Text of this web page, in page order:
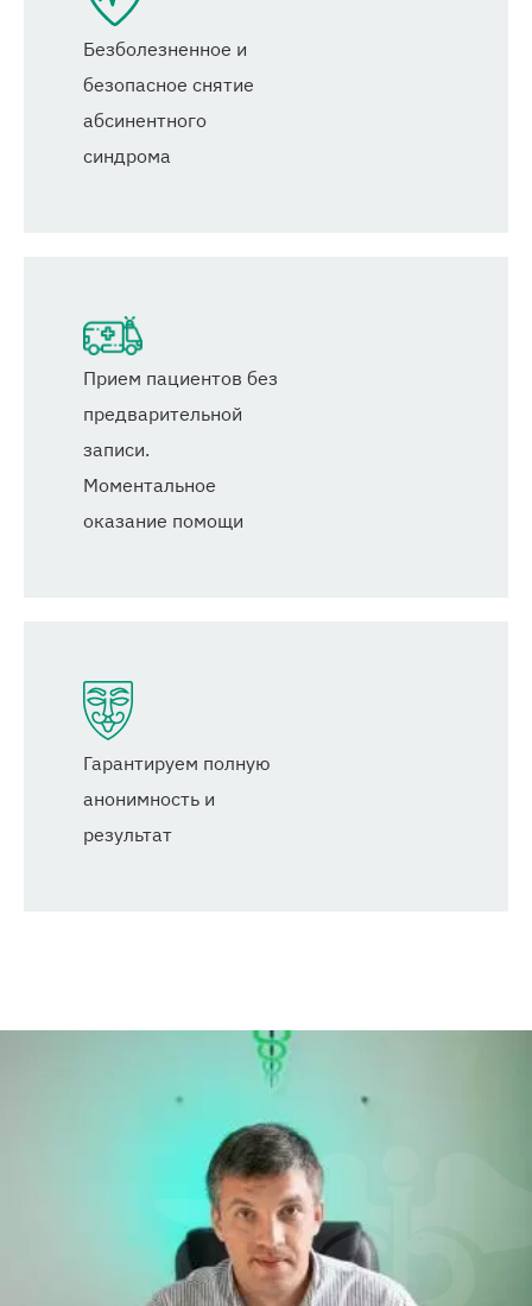
Безболезненное и
безопасное снятие
абсинентного
синдрома
Прием пациентов без
предварительной
записи.
Моментальное
оказание помощи
Гарантируем полную
анонимность и
результат